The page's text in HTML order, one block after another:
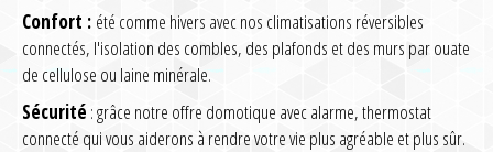
Confort : été comme hivers avec nos climatisations réversibles
connectés, l'isolation des combles, des plafonds et des murs par ouate
de cellulose ou laine minérale.
Sécurité : grâce notre offre domotique avec alarme, thermostat
connecté qui vous aiderons à rendre votre vie plus agréable et plus sûr.